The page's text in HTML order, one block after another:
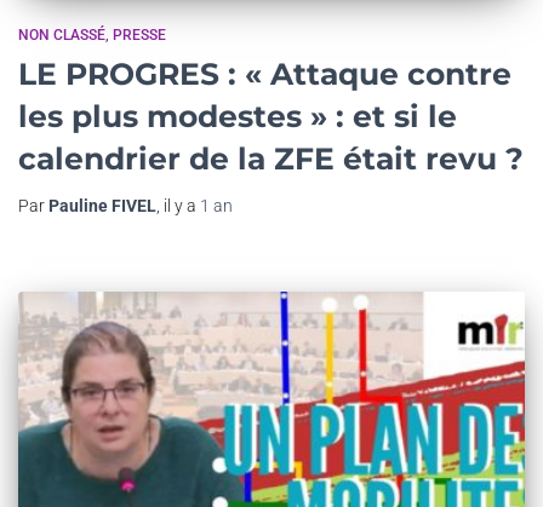
NON CLASSÉ PRESSE
LE PROGRES : « Attaque contre
les plus modestes » : et si le
calendrier de la ZFE était revu ?
Par Pauline FIVEL , il y a 1 an